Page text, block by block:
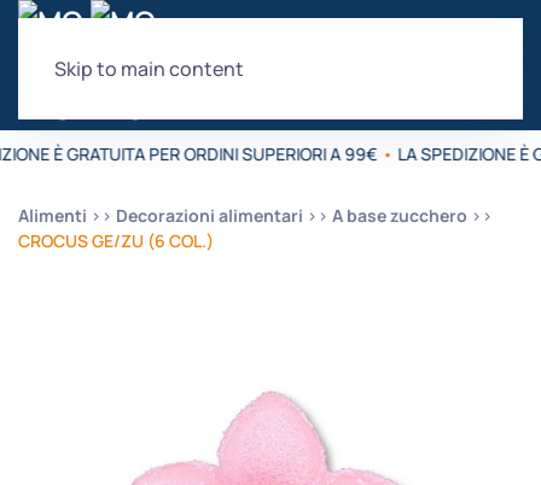
Skip to main contentCerca Prodotti...
È GRATUITA PER ORDINI SUPERIORI A 99€ • LA SPEDIZIONE È
Alimenti Decorazioni alimentari
A base zucchero
CROCUS GE/ZU (6 COL.)